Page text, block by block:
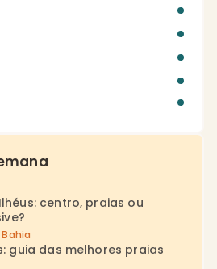
centro, praias ou
guia das melhores praias